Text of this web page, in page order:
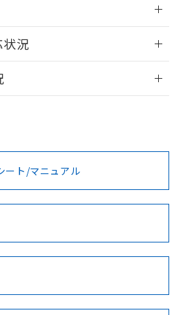
。
イン/会員登録
用いただく前に、以下を必ずお読
況
凡例
凡例
Cd Cr(VI)
式承認
ウェー
BV型式承認
（フランス
KR型式
（韓国
No No
製品の規格認証/適合状況ページへ
ちらのページからご検索ください
ート/マニュアル
共同利用者が、当社の製
スに関するお客様との取
要な範囲で利用すること
ださい。
書ダウンロード
書をダウンロードするこ
のフタル酸エステル類４
対応完了までの期間は出
が混在することから備考
しておりました。
品への在庫切替を完了
、特段のことがない限
日より割愛しておりま